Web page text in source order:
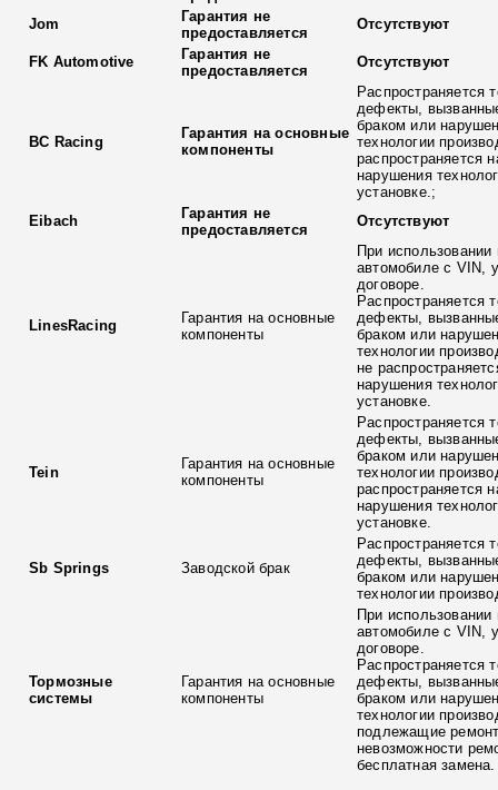
Jom
Гарантия не
предоставляется
Отсутствуют
FK Automotive
Гарантия не
предоставляется
Отсутствуют
BC Racing
Гарантия на основные
компоненты
Распространяется
дефекты,
браком или
технологии
распространяется
нарушения
установке.;
Eibach
Гарантия не
предоставляется
Отсутствуют
LinesRacing
Гарантия на основные
компоненты
При использовании
автомобиле с VIN,
договоре.
Распространяется
дефекты,
браком или
технологии
не
нарушения
установке.
Tein
Гарантия на основные
компоненты
Распространяется
дефекты,
браком или
технологии
распространяется
нарушения
установке.
Sb Springs Заводской брак
Распространяется
дефекты,
браком или
технологии
Тормозные
системы
Гарантия на основные
компоненты
При использовании
автомобиле с VIN,
договоре.
Распространяется
дефекты,
браком или
технологии
подлежащие
невозможности
бесплатная замена.